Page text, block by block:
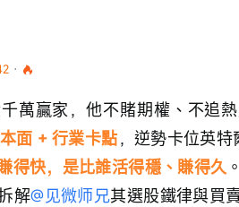
·
萬贏家，他不賭期權、不追
面 + 行業卡點，逆勢卡位英
得快，是比誰活得穩、賺得久
解@见微师兄其選股鐵律與買